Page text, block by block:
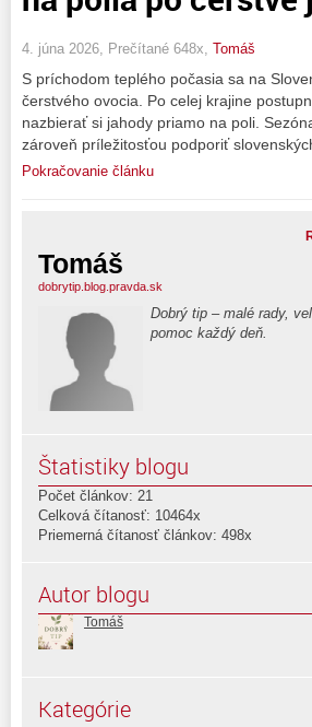
4. júna 2026, Prečítané 648x, Tomáš
S príchodom teplého počasia sa na
čerstvého ovocia. Po celej krajine
nazbierať si jahody priamo na poli.
zároveň príležitosťou podporiť
Pokračovanie článku
Tomáš
dobrytip.blog.pravda.sk
Dobrý tip – malé rady,
pomoc každý deň.
Štatistiky blogu
Počet článkov: 21
Celková čítanosť: 10464x
Priemerná čítanosť článkov: 498x
Autor blogu
Tomáš
Kategórie